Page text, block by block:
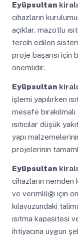
Eyüpsultan
cihazların
açıklar. mazotlu
tercih edilen
proje başarısı için
önemlidir.
Eyüpsultan
işlemi yapılırken
mesafe bırakılmalı
ısıtıcılar düşük
yapı
projelerinin
Eyüpsultan
cihazların
ve verimliliği için
kılavuzundaki
ısıtma kapasitesi
ihtiyacına uygun